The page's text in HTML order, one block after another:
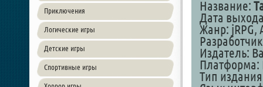
Приключения
Логические игры
Детские игры
Спортивные игры
Название:
Дата
Жанр: jRPG,
Издатель:
Платформа:
Тип